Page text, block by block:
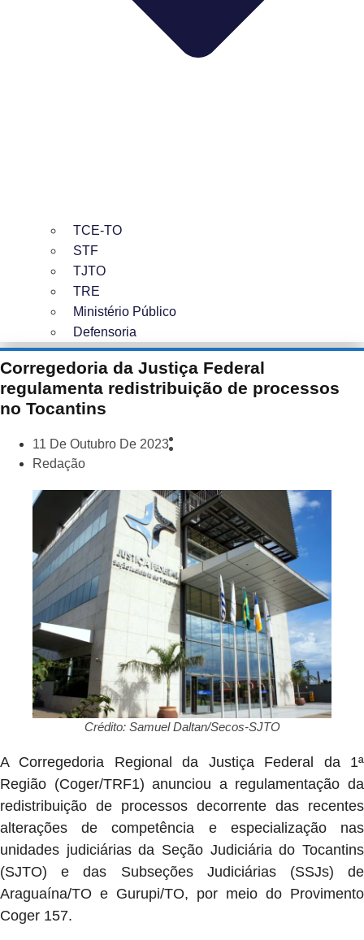
TCE-TO
STF
TJTO
TRE
Ministério Público
Defensoria
Corregedoria da Justiça Federal
regulamenta redistribuição de processos
no Tocantins
11 De Outubro De 2023
Redação
Crédito: Samuel Daltan/Secos-SJTO
A Corregedoria Regional da Justiça Federal da 1ª
Região (Coger/TRF1) anunciou a regulamentação da
redistribuição de processos decorrente das recentes
alterações de competência e especialização nas
unidades judiciárias da Seção Judiciária do Tocantins
(SJTO) e das Subseções Judiciárias (SSJs) de
Araguaína/TO e Gurupi/TO, por meio do Provimento
Coger 157.